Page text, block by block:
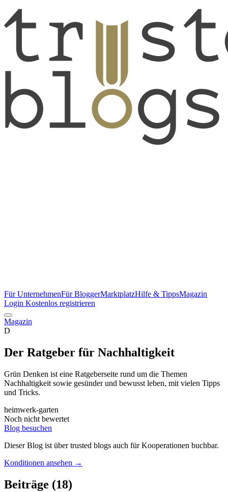
Für UnternehmenFür BloggerMarktplatzHilfe & TippsMagazin
Login Kostenlos registrieren
Magazin
D
Der Ratgeber für Nachhaltigkeit
Grün Denken ist eine Ratgeberseite rund um die Themen
Nachhaltigkeit sowie gesünder und bewusst leben, mit vielen Tipps
und Tricks.
heimwerk-garten
Noch nicht bewertet
Blog besuchen
Dieser Blog ist über trusted blogs auch für Kooperationen buchbar.
Konditionen ansehen →
Beiträge (18)